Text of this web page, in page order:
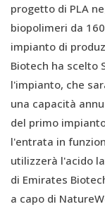
progetto di PLA
biopolimeri da
impianto di
Biotech ha scelto
l'impianto, che
una capacità
del primo
l'entrata in
utilizzerà l'acido
di Emirates
a capo di